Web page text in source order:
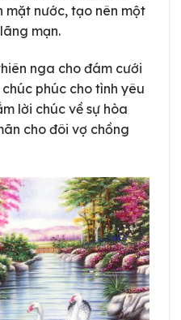
mặt nước, tạo nên một
mạn.
nga cho đám cưới
phúc cho tình yêu
lời chúc về sự hòa
cho đôi vợ chồng